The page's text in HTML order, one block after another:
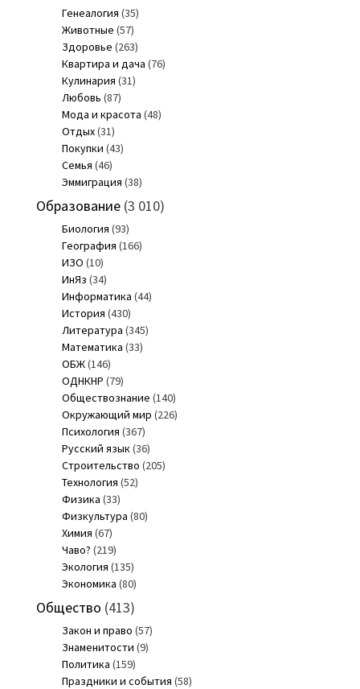
Генеалогия (35)
Животные (57)
Здоровье (263)
Квартира и дача (76)
Кулинария (31)
Любовь (87)
Мода и красота (48)
Отдых(31)
Покупки (43)
Семья (46)
Эммиграция (38)
Образование(3 010)
Биология (93)
География (166)
ИЗО (10)
ИнЯз (34)
Информатика (44)
История (430)
Литература (345)
Математика (33)
ОБЖ(146)
ОДНКНР (79)
Обществознание (140)
Окружающий мир (226)
Психология (367)
Русский язык(36)
Строительство (205)
Технология (52)
Физика (33)
Физкультура (80)
Химия (67)
Чаво? (219)
Экология (135)
Экономика (80)
Общество (413)
Закон и право (57)
Знаменитости (9)
Политика (159)
Праздники и события (58)